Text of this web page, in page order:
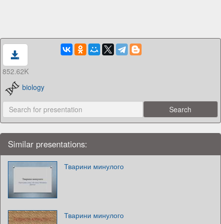
852.62K
biology
Similar presentations:
Тварини минулого
Тварини минулого